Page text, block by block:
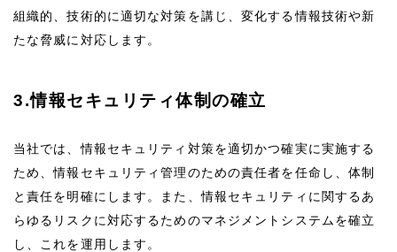
組織的、技術的に適切な対策を講じ、変化する情報技術や新
たな脅威に対応します。
3.情報セキュリティ体制の確立
当社では、情報セキュリティ対策を適切かつ確実に実施する
ため、情報セキュリティ管理のための責任者を任命し、体制
と責任を明確にします。また、情報セキュリティに関するあ
らゆるリスクに対応するためのマネジメントシステムを確立
し、これを運用します。